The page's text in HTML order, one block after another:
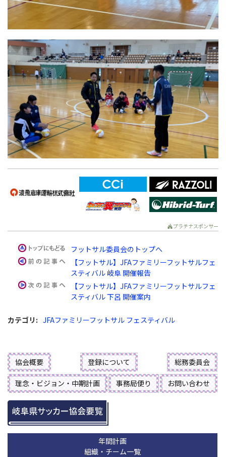
プラチナスポンサー
フットサル委員会のトップへ
【フットサル】JFAファミリーフットサルフェ
スティバル 岐阜 開催報告
【フットサル】JFAファミリーフットサルフェ
スティバル 下呂 開催案内
カテゴリ : JFAファミリーフットサル フェスティバル
協会概要 登録について 総務委員会
理念・ビジョン・中期計画 事務局便り お問い合わせ
年間計画
組織・チーム一覧